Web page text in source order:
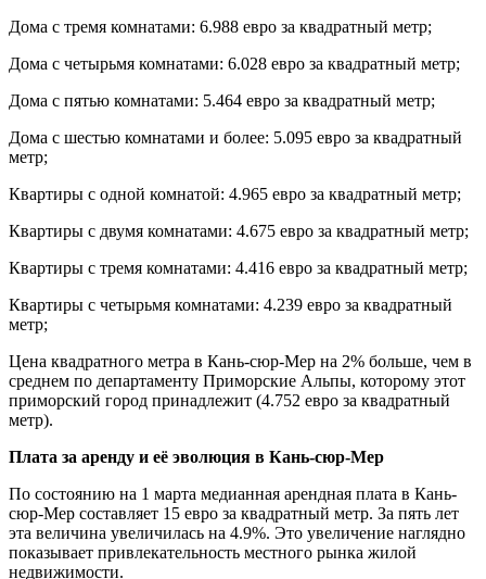
Дома с тремя комнатами: 6.988 евро за квадратный метр;
Дома с четырьмя комнатами: 6.028 евро за квадратный метр;
Дома с пятью комнатами: 5.464 евро за квадратный метр;
Дома с шестью комнатами и более: 5.095 евро за квадратный
метр;
Квартиры с одной комнатой: 4.965 евро за квадратный метр;
Квартиры с двумя комнатами: 4.675 евро за квадратный метр;
Квартиры с тремя комнатами: 4.416 евро за квадратный метр;
Квартиры с четырьмя комнатами: 4.239 евро за квадратный
метр;
Цена квадратного метра в Кань-сюр-Мер на 2% больше, чем в
среднем по департаменту Приморские Альпы, которому этот
приморский город принадлежит (4.752 евро за квадратный
метр).
Плата за аренду и её эволюция в Кань-сюр-Мер
По состоянию на 1 марта медианная арендная плата в Кань-
сюр-Мер составляет 15 евро за квадратный метр. За пять лет
эта величина увеличилась на 4.9%. Это увеличение наглядно
показывает привлекательность местного рынка жилой
недвижимости.